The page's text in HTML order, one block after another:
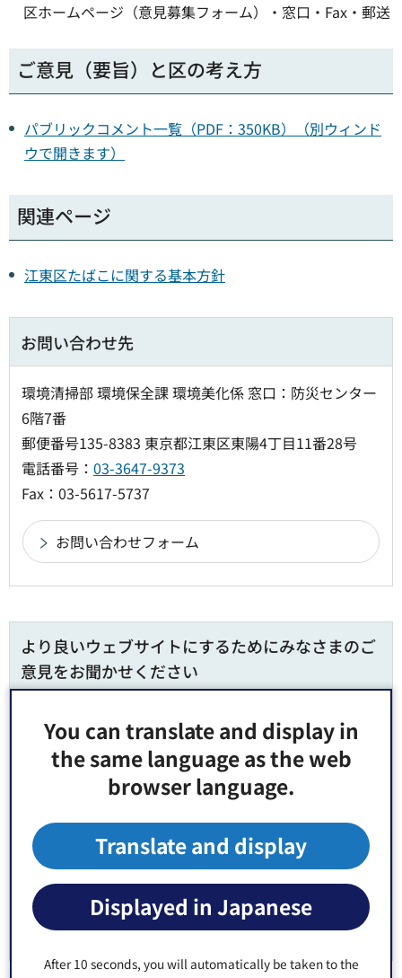
You can translate and display in
the same language as the web
browser language.
Translate and display
Displayed in Japanese
After 10 seconds, you will automatically be taken to the
区ホームページ（意見募集フォーム）・窓口・Fax・郵送
ご意見（要旨）と区の考え方
パブリックコメント一覧（PDF：350KB）（別ウィンド
ウで開きます）
関連ページ
江東区たばこに関する基本方針
お問い合わせ先
環境清掃部 環境保全課 環境美化係 窓口：防災センター
6階7番
郵便番号135-8383 東京都江東区東陽4丁目11番28号
電話番号： 03-3647-9373
Fax：03-5617-5737
より良いウェブサイトにするためにみなさまのご
意見をお聞かせください
このページの情報は役に立ちましたか？
1：役に立った
2：ふつう
3：役に立たなかった
1：見つけやすかった
2：ふつう
3：見つけにくかった